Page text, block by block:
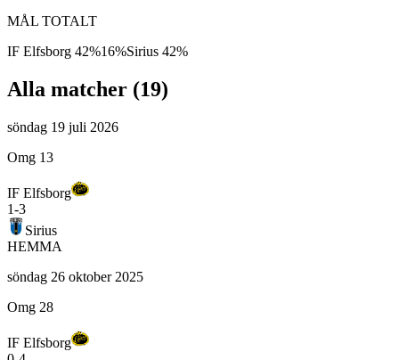
MÅL TOTALT
IF Elfsborg 42%16%Sirius 42%
Alla matcher (19)
söndag 19 juli 2026
Omg 13
IF Elfsborg
1-3
Sirius
HEMMA
söndag 26 oktober 2025
Omg 28
IF Elfsborg